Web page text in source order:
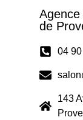
de
04
143